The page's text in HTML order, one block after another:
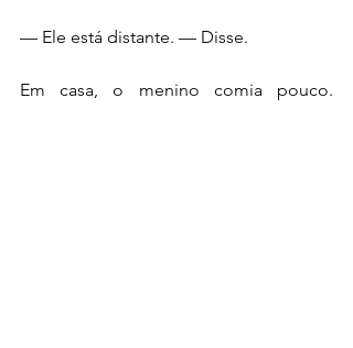
— Ele está distante. — Disse.
Em casa, o menino comia pouco.